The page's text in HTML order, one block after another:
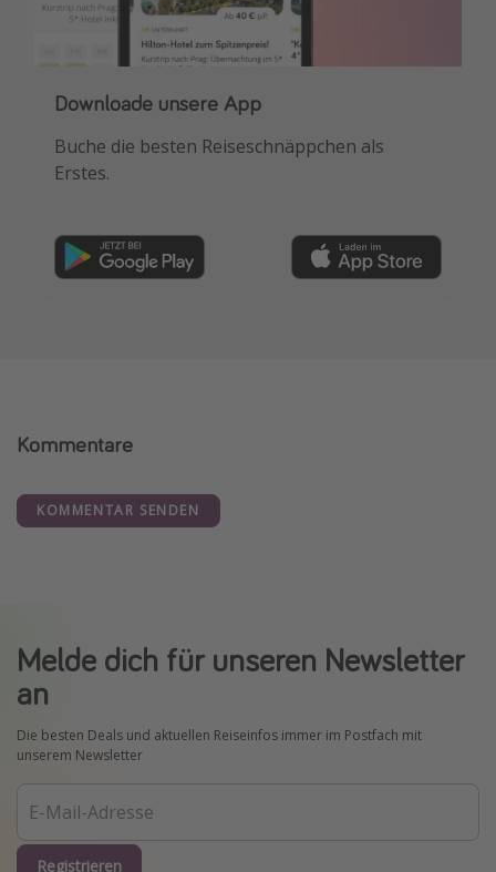
Downloade unsere App
Buche die besten Reiseschnäppchen als
Erstes.
Kommentare
KOMMENTAR SENDEN
Melde dich für unseren Newsletter
an
Die besten Deals und aktuellen Reiseinfos immer im Postfach mit
unserem Newsletter
Registrieren